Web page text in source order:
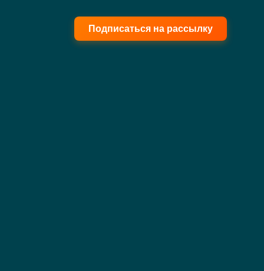
Подписаться на рассылку